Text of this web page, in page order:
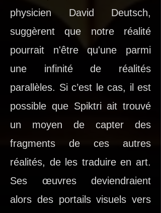
physicien David Deutsch,
suggèrent que notre réalité
pourrait n'être qu'une parmi
une infinité de réalités
parallèles. Si c’est le cas, il est
possible que Spiktri ait trouvé
un moyen de capter des
fragments de ces autres
réalités, de les traduire en art.
Ses œuvres deviendraient
alors des portails visuels vers